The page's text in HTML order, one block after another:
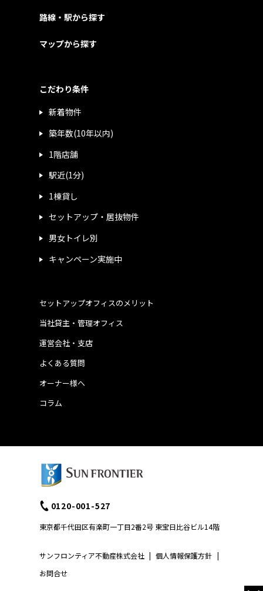
路線・駅から探す
マップから探す
こだわり条件
新着物件
築年数(10年以内)
1階店舗
駅近(1分)
1棟貸し
セットアップ・居抜物件
男女トイレ別
キャンペーン実施中
運営会社・支店
よくある質問
当社貸主・管理オフィス
オーナー様へ
コラム
セットアップオフィスのメリット
サンフロンティア不動産株式会社 | 個人情報保護方針 |
お問合せ
0120-001-527
東京都千代田区有楽町一丁目2番2号 東宝日比谷ビル14階